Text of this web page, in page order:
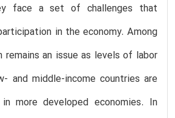
face a set of challenges that
in the economy. Among
remains an issue as levels of labor
and middle-income countries are
more developed economies. In